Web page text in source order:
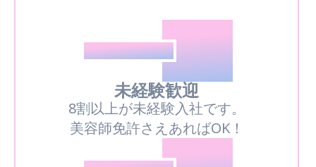
推しPOINT01
未経験歓迎
8割以上が未経験入社です。
美容師免許さえあればOK！